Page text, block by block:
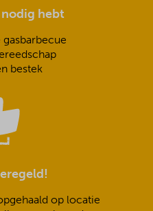
hebt
bestek
op locatie